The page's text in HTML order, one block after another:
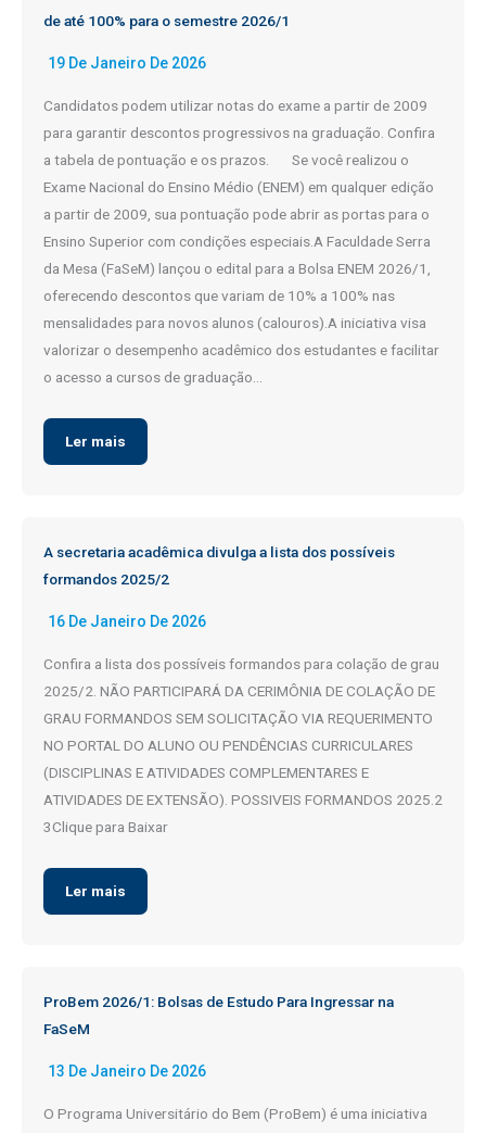
de até 100% para o semestre 2026/1
19 De Janeiro De 2026
Candidatos podem utilizar notas do exame a partir de 2009
para garantir descontos progressivos na graduação. Confira
a tabela de pontuação e os prazos. Se você realizou o
Exame Nacional do Ensino Médio (ENEM) em qualquer edição
a partir de 2009, sua pontuação pode abrir as portas para o
Ensino Superior com condições especiais.A Faculdade Serra
da Mesa (FaSeM) lançou o edital para a Bolsa ENEM 2026/1,
oferecendo descontos que variam de 10% a 100% nas
mensalidades para novos alunos (calouros).A iniciativa visa
valorizar o desempenho acadêmico dos estudantes e facilitar
o acesso a cursos de graduação…
Ler mais
A secretaria acadêmica divulga a lista dos possíveis
formandos 2025/2
16 De Janeiro De 2026
Confira a lista dos possíveis formandos para colação de grau
2025/2. NÃO PARTICIPARÁ DA CERIMÔNIA DE COLAÇÃO DE
GRAU FORMANDOS SEM SOLICITAÇÃO VIA REQUERIMENTO
NO PORTAL DO ALUNO OU PENDÊNCIAS CURRICULARES
(DISCIPLINAS E ATIVIDADES COMPLEMENTARES E
ATIVIDADES DE EXTENSÃO). POSSIVEIS FORMANDOS 2025.2
3Clique para Baixar
Ler mais
ProBem 2026/1: Bolsas de Estudo Para Ingressar na
FaSeM
13 De Janeiro De 2026
O Programa Universitário do Bem (ProBem) é uma iniciativa